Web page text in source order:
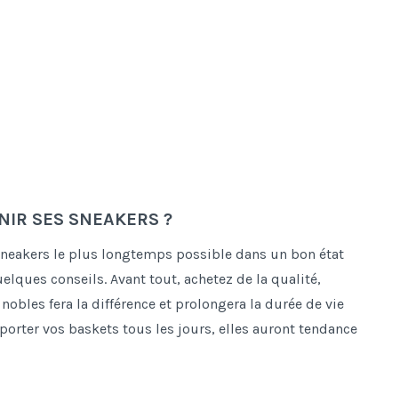
SES SNEAKERS ?
le plus longtemps possible dans un bon état
conseils. Avant tout, achetez de la qualité,
fera la différence et prolongera la durée de vie
vos baskets tous les jours, elles auront tendance